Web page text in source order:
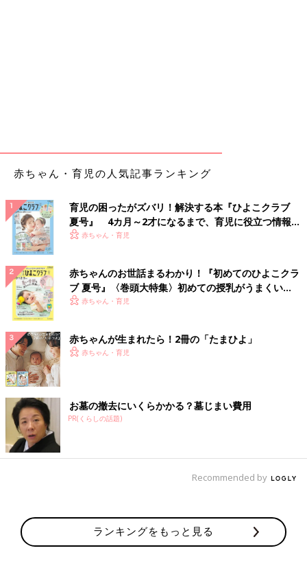
赤ちゃん・育児の人気記事ランキング
育児の困ったがズバリ！解決する本『ひよこクラブ
夏号』 4カ月～2才になるまで、育児に役立つ情報が
いっぱい！
赤ちゃん・育児
赤ちゃんのお世話まるわかり！『初めてのひよこクラ
ブ 夏号』〈巻頭大特集〉初めての授乳がうまくい
く！ おっぱい・ミルクの基本と夏のトラブル 解決テ
赤ちゃん・育児
赤ちゃんが生まれたら！2冊の「たまひよ」
赤ちゃん・育児
お墓の撤去にいくらかかる？墓じまい費用
PR(くらしの話題)
Recommended by
ランキングをもっと見る